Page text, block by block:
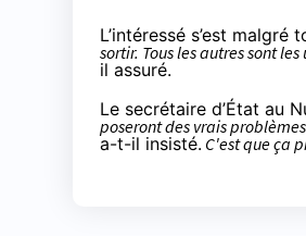
L’intéressé s’est
sortir. Tous les autres sont
il assuré.
Le secrétaire d’État au
poseront des vrais
a-t-il insisté. C'est que ça